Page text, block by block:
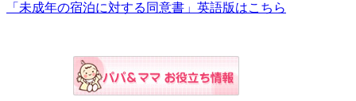
「未成年の宿泊に対する同意書」英語版はこちら